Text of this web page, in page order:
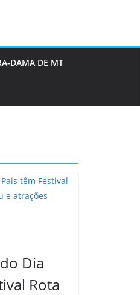
DAMA DE MT
Dia
Rota